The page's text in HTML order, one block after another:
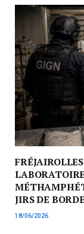
JIRS DE
18/06/2026